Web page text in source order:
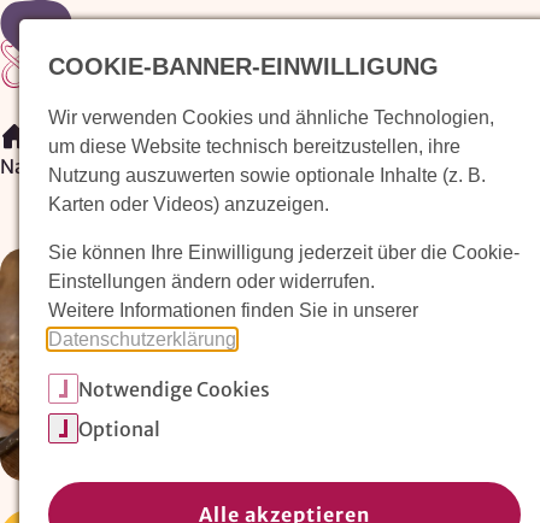
Veranstaltungen
Natürlich Handwerk Festival der Handwerkskunst
COOKIE-BANNER-EINWILLIGUNG
Wir verwenden Cookies und ähnliche Technologien,
um diese Website technisch bereitzustellen, ihre
Nutzung auszuwerten sowie optionale Inhalte (z. B.
Karten oder Videos) anzuzeigen.
Sie können Ihre Einwilligung jederzeit über die Cookie-
Einstellungen ändern oder widerrufen.
Weitere Informationen finden Sie in unserer
Datenschutzerklärung
Notwendige Cookies
Optional
Alle akzeptieren